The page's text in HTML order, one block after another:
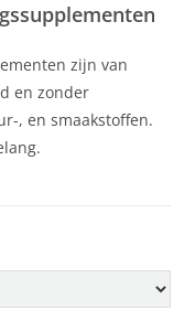
zijn van
en zonder
, en smaakstoffen.